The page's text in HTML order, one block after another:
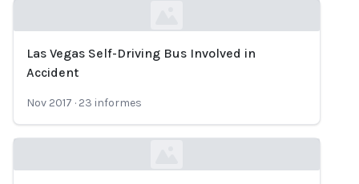
Loading...
Las Vegas Self-Driving Bus Involved in
Accident
Nov 2017 · 23 informes